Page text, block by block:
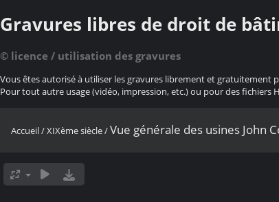
Gravures libres de droit de
© licence / utilisation des gravures
Vous êtes autorisé à utiliser les gravures librement et
Pour tout autre usage (vidéo, impression, etc.) ou pour des fichiers
Accueil/XIXème siècle/Vue générale des usines John